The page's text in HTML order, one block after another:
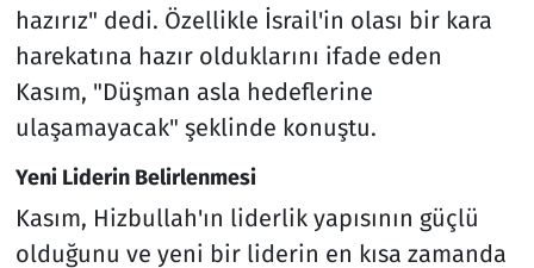
hazırız" dedi. Özellikle İsrail'in olası bir kara
harekatına hazır olduklarını ifade eden
Kasım, "Düşman asla hedeflerine
ulaşamayacak" şeklinde konuştu.
Yeni Liderin Belirlenmesi
Kasım, Hizbullah'ın liderlik yapısının güçlü
olduğunu ve yeni bir liderin en kısa zamanda